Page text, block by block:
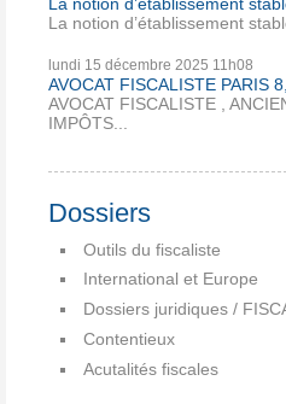
La notion d’établissement
La notion d’établissement
lundi 15 décembre 2025 11h08
AVOCAT FISCALISTE PARIS
AVOCAT FISCALISTE ,
IMPÔTS...
Dossiers
Outils du fiscaliste
International et Europe
Dossiers juridiques /
Contentieux
Acutalités fiscales